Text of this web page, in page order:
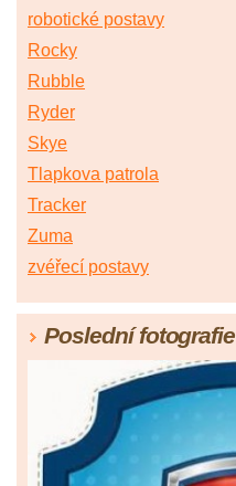
robotické postavy
Rocky
Rubble
Ryder
Skye
Tlapkova patrola
Tracker
Zuma
zvéřecí postavy
Poslední fotografie